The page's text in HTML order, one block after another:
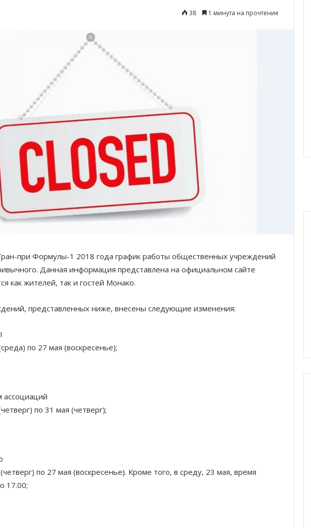
38 1 минута на прочтение
при Формулы-1 2018 года график работы общественных учреждений
Данная информация представлена на официальном сайте
как жителей, так и гостей Монако.
представленных ниже, внесены следующие изменения:
по 27 мая (воскресенье);
ассоциаций
по 31 мая (четверг);
по 27 мая (воскресенье). Кроме того, в среду, 23 мая, время
17.00;